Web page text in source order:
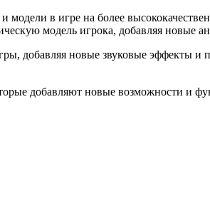
модели в игре на более
модель игрока, добавляя новые
добавляя новые звуковые эффекты
добавляют новые возможности и